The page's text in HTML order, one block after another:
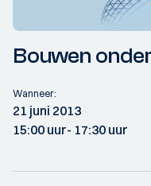
Bouwen
Wanneer:
21 juni 2013
15:00 uur- 17:30 uur